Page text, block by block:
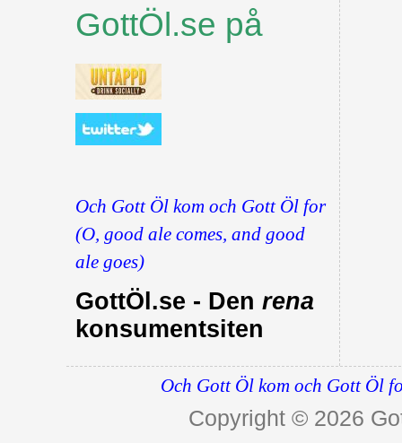
GottÖl.se på
Och Gott Öl kom och Gott Öl for
(O, good ale comes, and good
ale goes)
GottÖl.se - Den rena
konsumentsiten
Och Gott Öl kom och Gott Öl
Copyright © 2026